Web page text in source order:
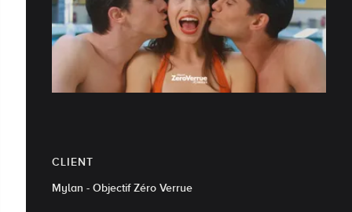
CLIENT
Mylan - Objectif Zéro Verrue